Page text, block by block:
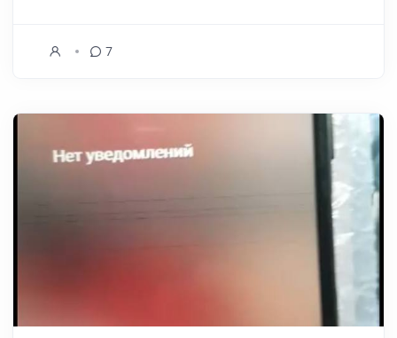
7